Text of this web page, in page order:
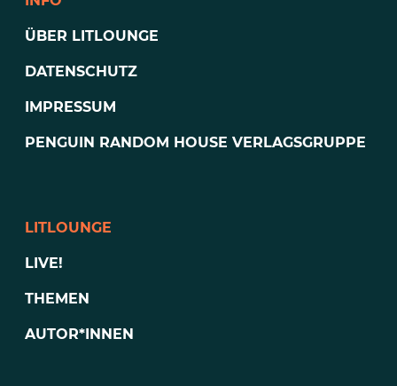
ÜBER LITLOUNGE
DATENSCHUTZ
IMPRESSUM
PENGUIN RANDOM HOUSE VERLAGSGRUPPE
LITLOUNGE
LIVE!
THEMEN
AUTOR*INNEN